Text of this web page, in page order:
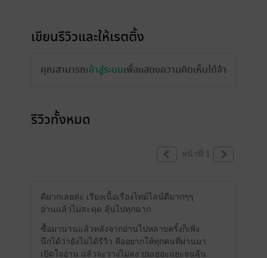
เขียนรีวิวและให้เรตติ้ง
คุณสามารถเข้าสู่ระบบเพื่อแสดงความคิดเห็นได้จ้า
รีวิวทั้งหมด
หน้าที่ 1
ดีมากเลยค่ะ เรียงเนื้อเรื่องไทม์ไลน์ดีมากๆๆ
อ่านแล้วไม่สะดุด ลุ้นไปทุกฉาก
ซื้อมานานแล้วหลังจากอ่านไปหลายครั้งก็เพิ่ง
นึกได้ว่ายังไม่ได้รีวิว คืออยากให้ทุกคนที่ผ่านมา
เปิดใจอ่าน แล้วจะวางไม่ลง ปมเยอะแยะจนลุ้น